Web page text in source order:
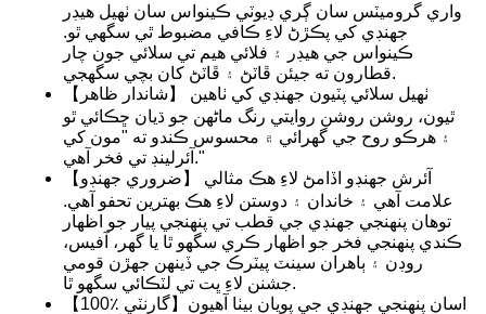
واري گروميٽس سان ڳري ڊيوٽي ڪينواس سان ٺهيل هيڊر
جهنڊي کي پڪڙڻ لاءِ ڪافي مضبوط ٿي سگهي ٿو.
ڪينواس جي هيڊر ۽ فلائي هيم تي سلائي جون چار
قطارون ته جيئن ڦاٽڻ ۽ ڦاٽڻ کان بچي سگهجي.
【شاندار ظاهر】 ٺهيل سلائي پٽيون جهنڊي کي ٺاهين
ٿيون، روشن روشن روايتي رنگ ماڻهن جو ڌيان ڇڪائي ٿو
۽ هرڪو روح جي گهرائي ۾ محسوس ڪندو ته "مون کي
آئرلينڊ تي فخر آهي."
【ضروري جهنڊو】 آئرش جهنڊو اڏامڻ لاءِ هڪ مثالي
علامت آهي ۽ خاندان ۽ دوستن لاءِ هڪ بهترين تحفو آهي.
توهان پنهنجي جهنڊي جي قطب تي پنهنجي پيار جو اظهار
ڪندي پنهنجي فخر جو اظهار ڪري سگهو ٿا يا گهر، آفيس،
روڊن ۽ ٻاهران سينٽ پيٽرڪ جي ڏينهن جهڙن قومي
جشنن لاءِ ڀت تي لٽڪائي سگهو ٿا.
【100٪ گارنٽي】اسان پنهنجي جهنڊي جي پويان بيٺا آهيون